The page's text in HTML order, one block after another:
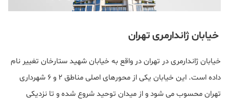
خیابان ژاندارمری تهران
خیابان ژاندارمری در تهران در واقع به خیابان شهید ستارخان تغییر نام
داده است. این خیابان یکی از محورهای اصلی مناطق ۲ و ۶ شهرداری
تهران محسوب می شود و از میدان توحید شروع شده و تا نزدیکی